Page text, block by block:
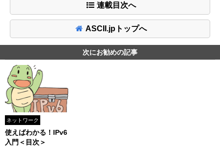
連載目次へ
ASCII.jpトップへ
次にお勧めの記事
ネットワーク
使えばわかる！IPv6
入門＜目次＞